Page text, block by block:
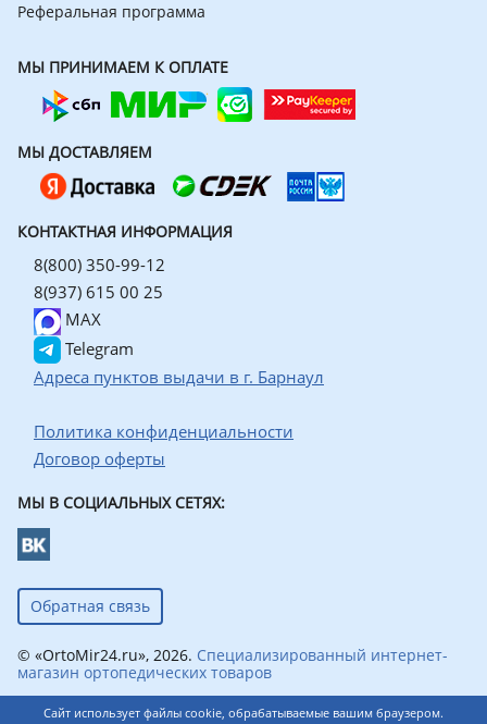
Реферальная программа
МЫ ПРИНИМАЕМ К ОПЛАТЕ
МЫ ДОСТАВЛЯЕМ
КОНТАКТНАЯ ИНФОРМАЦИЯ
8(800) 350-99-12
8(937) 615 00 25
MAX
Telegram
Адреса пунктов выдачи в г. Барнаул
Политика конфиденциальности
Договор оферты
МЫ В СОЦИАЛЬНЫХ СЕТЯХ:
Обратная связь
© «OrtoMir24.ru», 2026. Специализированный интернет-
магазин ортопедических товаров
Сайт использует файлы cookie, обрабатываемые вашим браузером.